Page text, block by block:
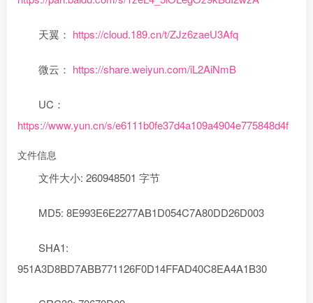
天翼： https://cloud.189.cn/t/ZJz6zaeU3Afq
微云： https://share.weiyun.com/iL2AiNmB
UC：
https://www.yun.cn/s/e6111b0fe37d4a109a4904e775848d4f
文件信息
文件大小: 260948501 字节
MD5: 8E993E6E2277AB1D054C7A80DD26D003
SHA1:
951A3D8BD7ABB771126F0D14FFAD40C8EA4A1B30